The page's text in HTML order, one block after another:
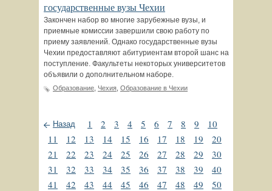
государственные вузы Чехии
Закончен набор во многие зарубежные вузы, и
приемные комиссии завершили свою работу по
приему заявлений. Однако государственные вузы
Чехии предоставляют абитуриентам второй шанс на
поступление. Факультеты некоторых университетов
объявили о дополнительном наборе.
Образование Чехия Образование в Чехии
Назад 1 2 3 4 5 6 7 8 9
10
11
12 13 14 15 16 17 18 19
20
21
22 23 24 25 26 27 28 29
30
31
32 33 34 35 36 37 38 39
40
41
42 43 44 45 46 47 48 49
50